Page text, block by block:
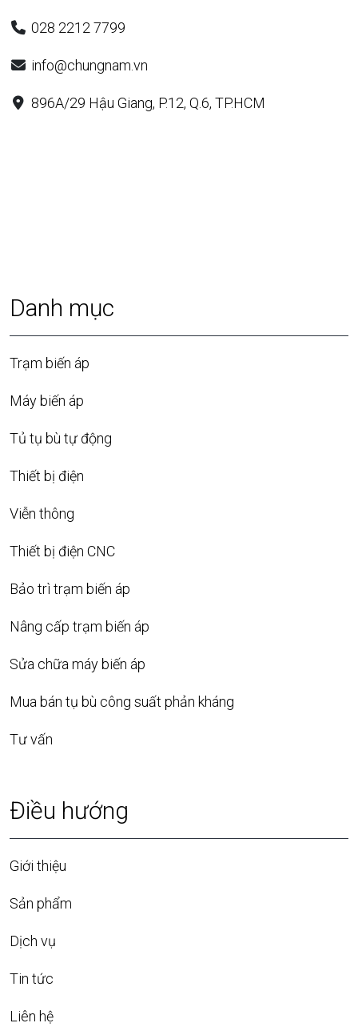
028 2212 7799
info@chungnam.vn
896A/29 Hậu Giang, P.12, Q.6, TP.HCM
Danh mục
Trạm biến áp
Máy biến áp
Tủ tụ bù tự động
Thiết bị điện
Viễn thông
Thiết bị điện CNC
Bảo trì trạm biến áp
Nâng cấp trạm biến áp
Sửa chữa máy biến áp
Mua bán tụ bù công suất phản kháng
Tư vấn
Điều hướng
Giới thiệu
Sản phẩm
Dịch vụ
Tin tức
Liên hệ